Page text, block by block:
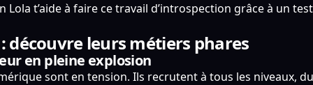
Lola t’aide à faire ce travail d’introspection grâce à un
découvre leurs métiers phares
en pleine explosion
sont en tension. Ils recrutent à tous les niveaux,